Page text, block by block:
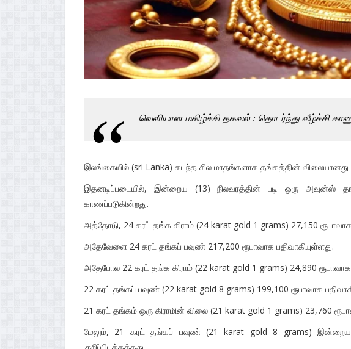
வெளியான மகிழ்ச்சி தகவல் : தொடர்ந்து வீழ்ச்சி
இலங்கையில் (sri Lanka) கடந்த சில மாதங்களாக தங்கத்தின் விலையானது
இதனடிப்படையில், இன்றைய (13) நிலவரத்தின் படி ஒரு அவுன்ஸ்
காணப்படுகின்றது.
அத்தோடு, 24 கரட் தங்க கிராம் (24 karat gold 1 grams) 27,150 ரூபாவாக
அதேவேளை 24 கரட் தங்கப் பவுண் 217,200 ரூபாவாக பதிவாகியுள்ளது.
அதேபோல 22 கரட் தங்க கிராம் (22 karat gold 1 grams) 24,890 ரூபாவாக
22 கரட் தங்கப் பவுண் (22 karat gold 8 grams) 199,100 ரூபாவாக
21 கரட் தங்கம் ஒரு கிராமின் விலை (21 karat gold 1 grams) 23,760
மேலும், 21 கரட் தங்கப் பவுண் (21 karat gold 8 grams)